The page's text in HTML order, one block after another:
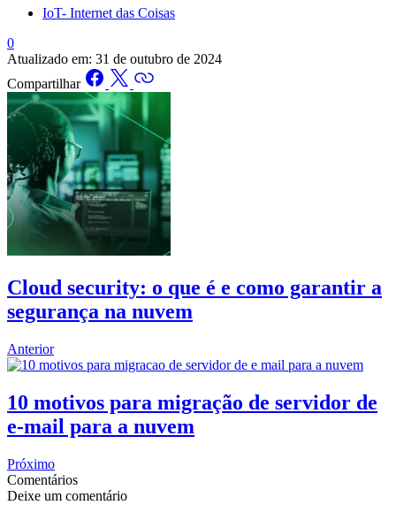
IoT- Internet das Coisas
0
Atualizado em: 31 de outubro de 2024
Compartilhar
Cloud security: o que é e como garantir a
segurança na nuvem
Anterior
10 motivos para migração de servidor de
e-mail para a nuvem
Próximo
Comentários
Deixe um comentário